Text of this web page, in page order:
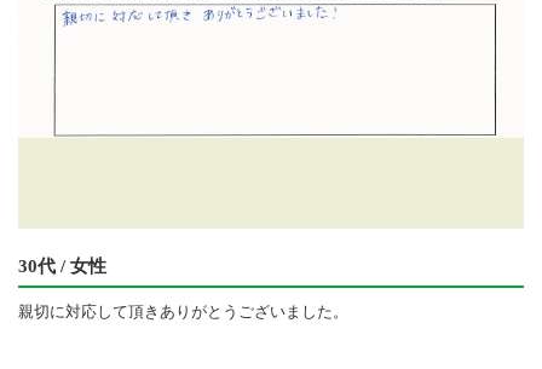
30代 / 女性
親切に対応して頂きありがとうございました。